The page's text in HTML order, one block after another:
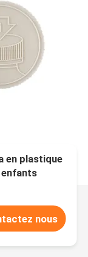
en plastique
enfants
nous